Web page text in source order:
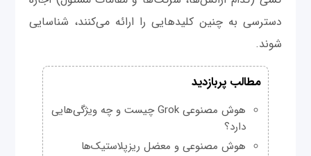
دسترسی به چنین کلیدهایی را ارائه می‌کنند، شناسایی
شوند.
مطالب پربازدید
هوش مصنوعی Grok چیست و چه ویژگی‌هایی
دارد؟
هوش مصنوعی و معضل ریزپلاستیک‌ها